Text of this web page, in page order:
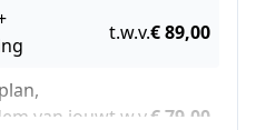
t.w.v.€ 89,00
van jouwt.w.v.€ 79,00